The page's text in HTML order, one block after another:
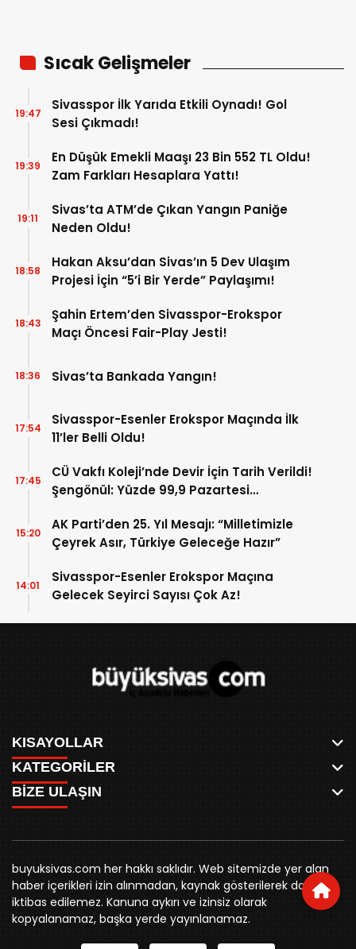
Sıcak Gelişmeler
Sivasspor İlk Yarıda Etkili Oynadı! Gol
Sesi Çıkmadı!
19:47
En Düşük Emekli Maaşı 23 Bin 552 TL Oldu!
Zam Farkları Hesaplara Yattı!
19:39
Sivas’ta ATM’de Çıkan Yangın Paniğe
Neden Oldu!
19:11
Hakan Aksu’dan Sivas’ın 5 Dev Ulaşım
Projesi İçin “5’i Bir Yerde” Paylaşımı!
18:58
Şahin Ertem’den Sivasspor-Erokspor
Maçı Öncesi Fair-Play Jesti!
18:43
Sivas’ta Bankada Yangın!
18:36
Sivasspor-Esenler Erokspor Maçında İlk
11’ler Belli Oldu!
17:54
CÜ Vakfı Koleji’nde Devir İçin Tarih Verildi!
Şengönül: Yüzde 99,9 Pazartesi
17:45
AK Parti’den 25. Yıl Mesajı: “Milletimizle
Çeyrek Asır, Türkiye Geleceğe Hazır”
15:20
Sivasspor-Esenler Erokspor Maçına
Gelecek Seyirci Sayısı Çok Az!
14:01
KISAYOLLAR
ANASAYFA
AKSU CANLI
MEYDAN CANLI
MEDRESELER CANLI
MERAKÜM CANLI
YUKARI TEKKE CANLI
KURUMSAL KİMLİK
REKLAM FİYATLARI
BİZE ULAŞIN
KÜNYE
KATEGORİLER
WHATSAPP
SPOR
SİYASET
BELEDİYE
SİVAS VALİLİĞİ
ÜNİVERSİTE
KURUMLAR
STK
YORUM
BİZE ULAŞIN
0346 221 00 60
buyuksivashaber@gmail.com
Örtülüpınar Mah. İnönü Bulvarı Özkahya Apt. Kat:3 D:7
Sivas
buyuksivas.com her hakkı saklıdır. Web sitemizde yer alan
haber içerikleri izin alınmadan, kaynak gösterilerek dahi
iktibas edilemez. Kanuna aykırı ve izinsiz olarak
kopyalanamaz, başka yerde yayınlanamaz.